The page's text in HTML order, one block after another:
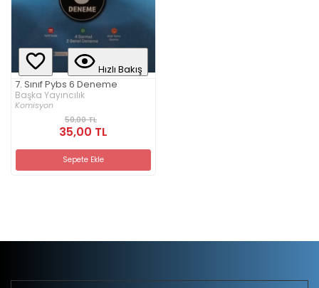
Hızlı Bakış
7. Sınıf Pybs 6 Deneme
Başka Yayıncılık
Komisyon
50,00 TL
35,00 TL
Sepete Ekle